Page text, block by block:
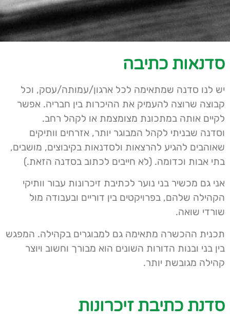
סדנאות כתיבה
יש לנו סדנה שמתאימה לכל ארגון/עמותה/עסק, וכל
קבוצה שרוצה להעמיק את ההיכרות בין חבריה. אפשר
לקיים אותה במתכונת מצומצמת או לקהל רחב.
וסדנה שבניתי לקהל המבוגר יותר, אזרחים וותיקים
שאוהבים להגיע להרצאות ולסדנאות בקיבוצים, מושבים,
בתי אבות וכדומה. (לא חייבים לכתוב בסדנה הזאת.)
אני גם מכשיר בני נוער לכתיבת זיכרונות עבור וותיקי
הקהילה שלהם, בפרויקטים בין דוריים ובעבודה מול
שורדי שואה.
תכנית ההכשרה מתאימה גם למבוגרים בקהילה. המפגש
בין בני ובנות הדורות השונים הוא מבורך וחשוב ויוצר
קהילה מגובשת יותר.
סדנת כתיבת זיכרונות